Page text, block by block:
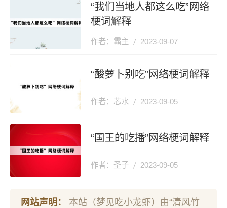
“我们当地人都这么吃”网络
梗词解释
作者：霸主 2023-09-07
“酸萝卜别吃”网络梗词解释
作者：芯水 2023-09-05
“国王的吃播”网络梗词解释
作者：圣子 2023-09-05
网站声明：
本站（梦见吃小龙虾）由“清风竹